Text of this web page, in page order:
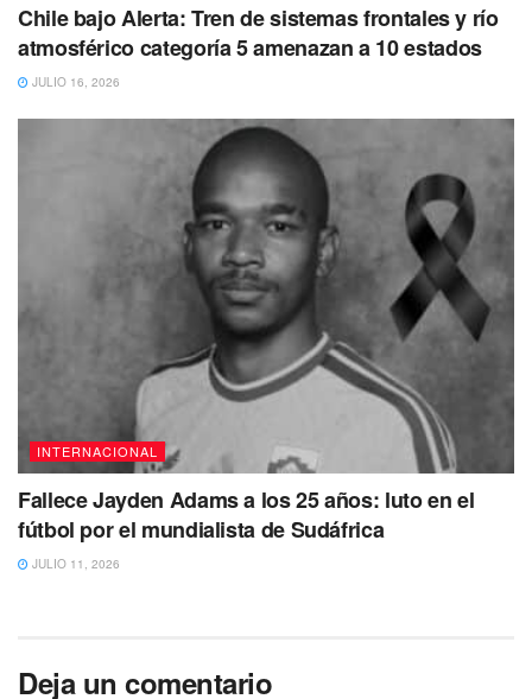
Chile bajo Alerta: Tren de sistemas frontales y río
atmosférico categoría 5 amenazan a 10 estados
JULIO 16, 2026
INTERNACIONAL
Fallece Jayden Adams a los 25 años: luto en el
fútbol por el mundialista de Sudáfrica
JULIO 11, 2026
Deja un comentario